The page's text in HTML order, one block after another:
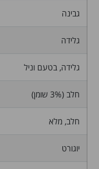
גבינה
גלידה
גלידה, בטעם וניל
חלב (3% שומן)
חלב, מלא
יוגורט